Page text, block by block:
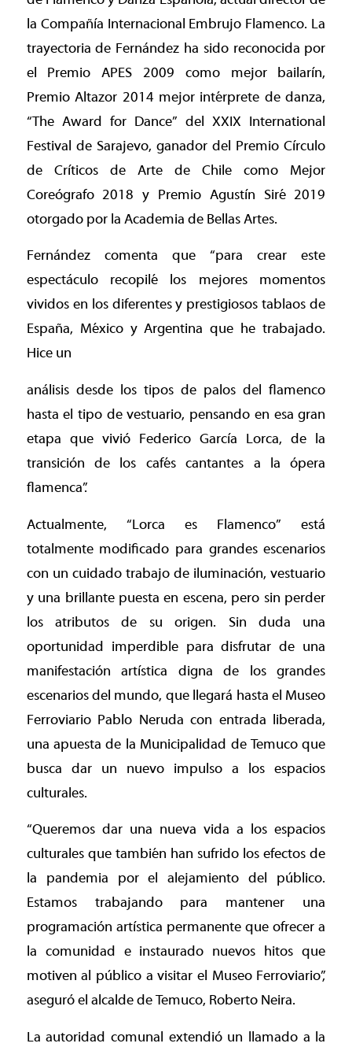
la Compañía Internacional Embrujo Flamenco. La
trayectoria de Fernández ha sido reconocida por
el Premio APES 2009 como mejor bailarín,
Premio Altazor 2014 mejor intérprete de danza,
“The Award for Dance” del XXIX International
Festival de Sarajevo, ganador del Premio Círculo
de Críticos de Arte de Chile como Mejor
Coreógrafo 2018 y Premio Agustín Siré 2019
otorgado por la Academia de Bellas Artes.
Fernández comenta que “para crear este
espectáculo recopilé los mejores momentos
vividos en los diferentes y prestigiosos tablaos de
España, México y Argentina que he trabajado.
Hice un
análisis desde los tipos de palos del flamenco
hasta el tipo de vestuario, pensando en esa gran
etapa que vivió Federico García Lorca, de la
transición de los cafés cantantes a la ópera
flamenca”.
Actualmente, “Lorca es Flamenco” está
totalmente modificado para grandes escenarios
con un cuidado trabajo de iluminación, vestuario
y una brillante puesta en escena, pero sin perder
los atributos de su origen. Sin duda una
oportunidad imperdible para disfrutar de una
manifestación artística digna de los grandes
escenarios del mundo, que llegará hasta el Museo
Ferroviario Pablo Neruda con entrada liberada,
una apuesta de la Municipalidad de Temuco que
busca dar un nuevo impulso a los espacios
culturales.
“Queremos dar una nueva vida a los espacios
culturales que también han sufrido los efectos de
la pandemia por el alejamiento del público.
Estamos trabajando para mantener una
programación artística permanente que ofrecer a
la comunidad e instaurado nuevos hitos que
motiven al público a visitar el Museo Ferroviario”,
aseguró el alcalde de Temuco, Roberto Neira.
La autoridad comunal extendió un llamado a la